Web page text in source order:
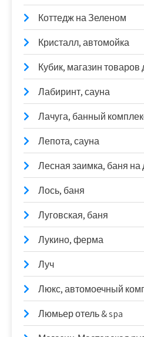
Коттедж на Зеленом
Кристалл, автомойка
Кубик, магазин
Лабиринт, сауна
Лачуга, банный
Лепота, сауна
Лесная заимка, баня на
Лось, баня
Луговская, баня
Лукино, ферма
Луч
Люкс, автомоечный
Люмьер отель & spa